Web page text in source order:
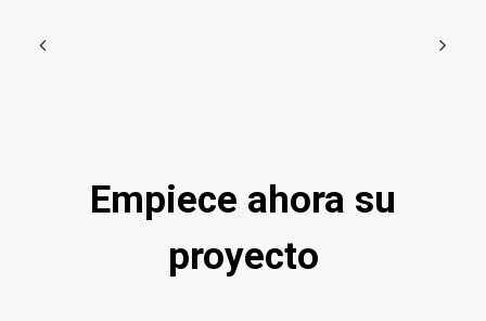
Empiece ahora su
proyecto